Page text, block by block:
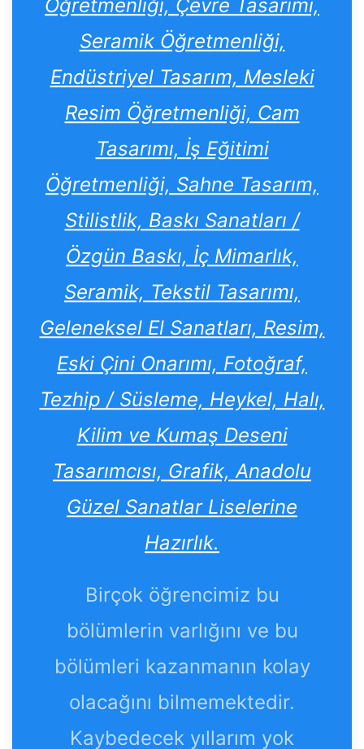
Öğretmenliği, Çevre Tasarımı,
Seramik Öğretmenliği,
Endüstriyel Tasarım, Mesleki
Resim Öğretmenliği, Cam
Tasarımı, İş Eğitimi
Öğretmenliği, Sahne Tasarım,
Stilistlik, Baskı Sanatları /
Özgün Baskı, İç Mimarlık,
Seramik, Tekstil Tasarımı,
Geleneksel El Sanatları, Resim,
Eski Çini Onarımı, Fotoğraf,
Tezhip / Süsleme, Heykel, Halı,
Kilim ve Kumaş Deseni
Tasarımcısı, Grafik, Anadolu
Güzel Sanatlar Liselerine
Hazırlık.
Birçok öğrencimiz bu
bölümlerin varlığını ve bu
bölümleri kazanmanın kolay
olacağını bilmemektedir.
Kaybedecek yıllarım yok